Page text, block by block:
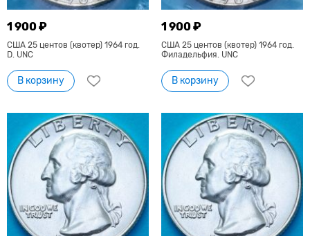
1 900 ₽
США 25 центов (квотер) 1964 год.
D. UNC
В корзину
1 900 ₽
США 25 центов (квотер) 1964 год.
Филадельфия. UNC
В корзину